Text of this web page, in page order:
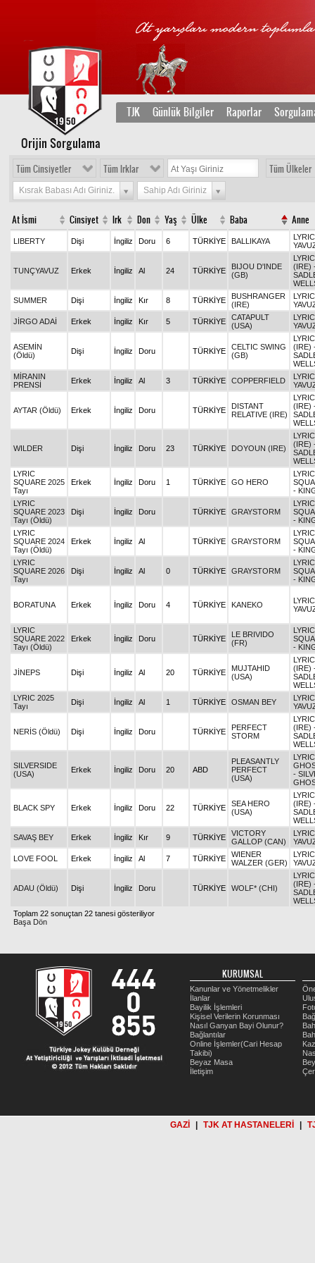
TJK Günlük Bilgiler Raporlar
Orijin Sorgulama
Tüm Cinsiyetler Tüm Irklar Tüm Ülkeler
Kısrak Babası Adı Giriniz. Sahip Adı Giriniz
At İsmi Cinsiyet Irk Don Yaş Ülke Baba Anne
LIBERTY Dişi İngiliz Doru 6 TÜRKİYE BALLIKAYA
TUNÇYAVUZ Erkek İngiliz Al 24 TÜRKİYE
BIJOU D'INDE
(GB)
(IRE)
SUMMER
Dişi İngiliz Kır 8 TÜRKİYE
BUSHRANGER
(IRE)
JİRGO ADAİ
Erkek İngiliz Kır 5 TÜRKİYE
CATAPULT
(USA)
ASEMİN
(Öldü)
Dişi İngiliz Doru TÜRKİYE
CELTIC SWING
(GB)
(IRE)
MİRANIN
PRENSİ
Erkek İngiliz Al 3 TÜRKİYE COPPERFIELD
AYTAR (Öldü) Erkek İngiliz Doru TÜRKİYE
DISTANT
RELATIVE (IRE)
(IRE)
WILDER Dişi İngiliz Doru 23 TÜRKİYE DOYOUN (IRE)
(IRE)
LYRIC
SQUARE 2025
Tayı
Erkek İngiliz Doru 1 TÜRKİYE GO HERO
LYRIC
-
LYRIC
SQUARE 2023
Tayı (Öldü)
Dişi İngiliz Doru TÜRKİYE GRAYSTORM
LYRIC
-
LYRIC
SQUARE 2024
Tayı (Öldü)
Erkek İngiliz Al TÜRKİYE GRAYSTORM
LYRIC
-
LYRIC
SQUARE 2026
Tayı
Dişi İngiliz Al 0 TÜRKİYE GRAYSTORM
LYRIC
-
BORATUNA Erkek İngiliz Doru 4 TÜRKİYE KANEKO
LYRIC
SQUARE 2022
Tayı (Öldü)
Erkek İngiliz Doru TÜRKİYE
LE BRIVIDO
(FR)
LYRIC
-
JİNEPS Dişi İngiliz Al 20 TÜRKİYE
MUJTAHID
(USA)
(IRE)
LYRIC 2025
Tayı
Dişi İngiliz Al 1 TÜRKİYE OSMAN BEY
NERİS (Öldü) Dişi İngiliz Doru TÜRKİYE
PERFECT
STORM
(IRE)
SILVERSIDE
(USA)
Erkek İngiliz Doru 20 ABD
PLEASANTLY
PERFECT
(USA)
-
BLACK SPY Erkek İngiliz Doru 22 TÜRKİYE
SEA HERO
(USA)
(IRE)
SAVAŞ BEY
Erkek İngiliz Kır 9 TÜRKİYE
VICTORY
GALLOP (CAN)
LOVE FOOL
Erkek İngiliz Al 7 TÜRKİYE
WIENER
WALZER (GER)
ADAU (Öldü) Dişi İngiliz Doru TÜRKİYE WOLF* (CHI)
(IRE)
Toplam 22 sonuçtan 22 tanesi gösteriliyor
Başa Dön
KURUMSAL
Kanunlar ve Yönetmelikler
İlanlar
Bayilik İşlemleri
Kişisel Verilerin Korunması
Nasıl Ganyan Bayi Olunur?
Bağlantılar
Online İşlemler(Cari Hesap
Takibi)
Beyaz Masa
İletişim
GAZİ TJK AT HASTANELERİ